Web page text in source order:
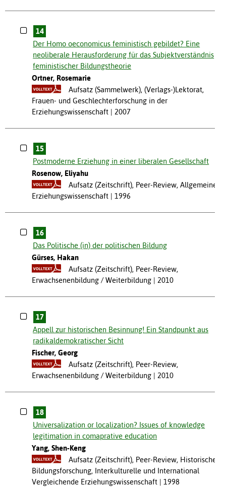
14
Der Homo oeconomicus feministisch gebildet? Eine
neoliberale Herausforderung für das Subjektverständnis
feministischer Bildungstheorie
Ortner, Rosemarie
Aufsatz (Sammelwerk), (Verlags-)Lektorat,
Frauen- und Geschlechterforschung in der
Erziehungswissenschaft
2007
15
Postmoderne Erziehung in einer liberalen Gesellschaft
Rosenow, Eliyahu
Aufsatz (Zeitschrift), Peer-Review, Allgemeine
Erziehungswissenschaft
1996
16
Das Politische (in) der politischen Bildung
Gürses, Hakan
Aufsatz (Zeitschrift), Peer-Review,
Erwachsenenbildung / Weiterbildung
2010
17
Appell zur historischen Besinnung! Ein Standpunkt aus
radikaldemokratischer Sicht
Fischer, Georg
Aufsatz (Zeitschrift), Peer-Review,
Erwachsenenbildung / Weiterbildung
2010
18
Universalization or localization? Issues of knowledge
legitimation in comaprative education
Yang, Shen-Keng
Aufsatz (Zeitschrift), Peer-Review, Historische
Bildungsforschung, Interkulturelle und International
Vergleichende Erziehungswissenschaft
1998